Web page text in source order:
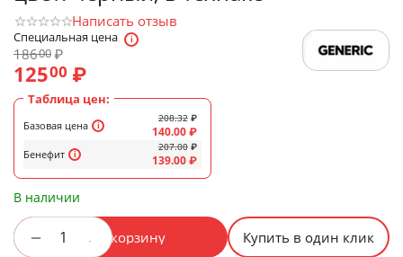
Написать отзыв
Специальная цена
18600₽
12500 ₽
Таблица цен:
Базовая цена
Бенефит
208.32 ₽
140.00₽
207.00 ₽
139.00₽
В наличии
+
− В корзину
Купить в один клик